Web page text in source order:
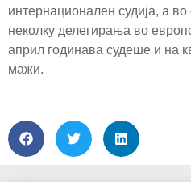
интернационален судија, а
неколку делегирања во
април годинава судеше и на
мажи.